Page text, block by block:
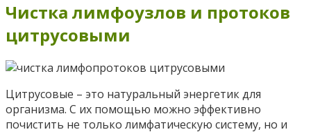
Чистка лимфоузлов и протоков
цитрусовыми
Цитрусовые – это натуральный энергетик для
организма. С их помощью можно эффективно
почистить не только лимфатическую систему, но и